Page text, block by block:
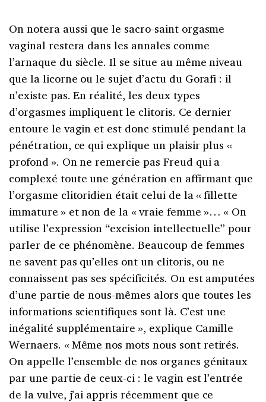
On notera aussi que le sacro-saint orgasme
vaginal restera dans les annales comme
l’arnaque du siècle. Il se situe au même niveau
que la licorne ou le sujet d’actu du Gorafi : il
n’existe pas. En réalité, les deux types
d’orgasmes impliquent le clitoris. Ce dernier
entoure le vagin et est donc stimulé pendant la
pénétration, ce qui explique un plaisir plus «
profond ». On ne remercie pas Freud qui a
complexé toute une génération en affirmant que
l’orgasme clitoridien était celui de la « fillette
immature » et non de la « vraie femme »… « On
utilise l’expression “excision intellectuelle” pour
parler de ce phénomène. Beaucoup de femmes
ne savent pas qu’elles ont un clitoris, ou ne
connaissent pas ses spécificités. On est amputées
d’une partie de nous-mêmes alors que toutes les
informations scientifiques sont là. C’est une
inégalité supplémentaire », explique Camille
Wernaers. « Même nos mots nous sont retirés.
On appelle l’ensemble de nos organes génitaux
par une partie de ceux-ci : le vagin est l’entrée
de la vulve, j’ai appris récemment que ce